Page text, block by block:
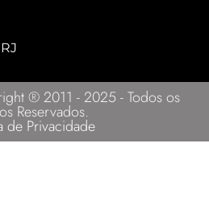
® 2011 - 2025 - Todos os
Reservados.
de Privacidade